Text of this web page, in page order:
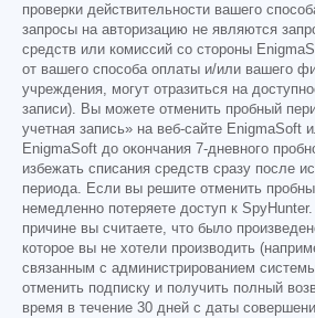
проверки действительности вашего
запросы на авторизацию не являются
средств или комиссий со стороны
от вашего способа оплаты и/или вашего
учреждения, могут отразиться на
записи). Вы можете отменить пробный
учетная запись» на веб-сайте EnigmaSoft
EnigmaSoft до окончания 7-дневного
избежать списания средств сразу после
периода. Если вы решите отменить
немедленно потеряете доступ к
причине вы считаете, что было
которое вы не хотели производить
связанным с администрированием
отменить подписку и получить полный
время в течение 30 дней с даты